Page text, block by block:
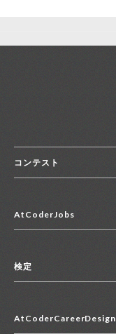
コンテスト
コンテスト一覧
便利リンク集
AtCoderJobs
2027年新卒採用求人一覧
中途採用求人一覧
検定
マイページ
AtCoderCareerDesign